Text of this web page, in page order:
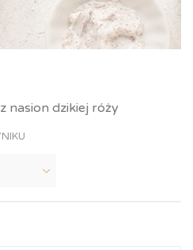
nasion dzikiej róży